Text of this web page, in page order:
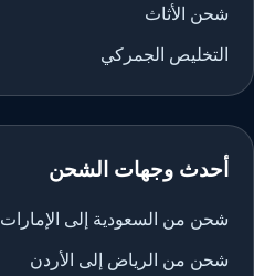
شحن الأثاث
التخليص الجمركي
أحدث وجهات الشحن
شحن من السعودية إلى الإمارات
شحن من الرياض إلى الأردن